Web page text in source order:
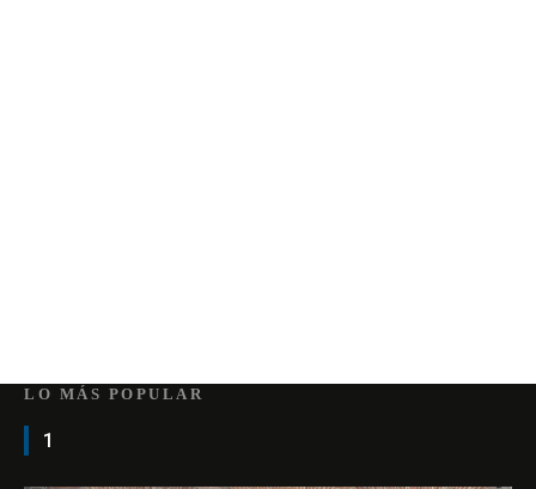
LO MÁS POPULAR
1